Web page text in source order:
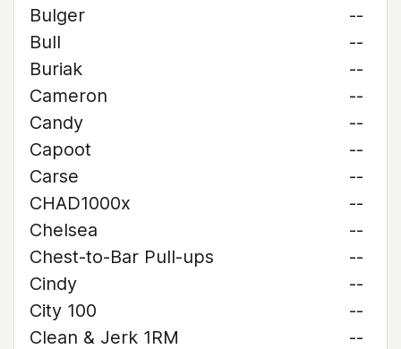
Bulger
--
Bull
--
Buriak
--
Cameron
--
Candy
--
Capoot
--
Carse
--
CHAD1000x
--
Chelsea
--
Chest-to-Bar Pull-ups
--
Cindy
--
City 100
--
Clean & Jerk 1RM
--